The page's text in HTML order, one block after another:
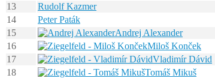
13
Rudolf Kazmer
14
Peter Paták
15
Andrej Alexander
16
Miloš Konček
17
Vladimír Dávid
18
Tomáš Mikuš